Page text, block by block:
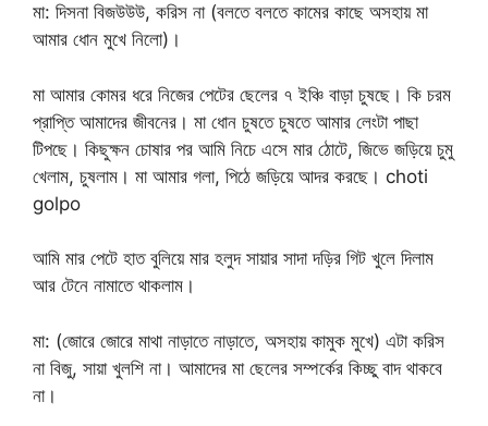
মা: দিসনা বিজউউউ, করিস না (বলতে বলতে কামের কাছে অসহায় মা
আমার ধোন মুখে নিলো)।
মা আমার কোমর ধরে নিজের পেটের ছেলের ৭ ইঞ্চি বাড়া চুষছে। কি চরম
প্রাপ্তি আমাদের জীবনের। মা ধোন চুষতে চুষতে আমার লেংটা পাছা
টিপছে। কিছুক্ষন চোষার পর আমি নিচে এসে মার ঠোটে, জিভে জড়িয়ে চুমু
খেলাম, চুষলাম। মা আমার গলা, পিঠে জড়িয়ে আদর করছে। choti
golpo
আমি মার পেটে হাত বুলিয়ে মার হলুদ সায়ার সাদা দড়ির গিট খুলে দিলাম
আর টেনে নামাতে থাকলাম।
মা: (জোরে জোরে মাথা নাড়াতে নাড়াতে, অসহায় কামুক মুখে) এটা করিস
না বিজু, সায়া খুলশি না। আমাদের মা ছেলের সম্পর্কের কিচ্ছু বাদ থাকবে
না।